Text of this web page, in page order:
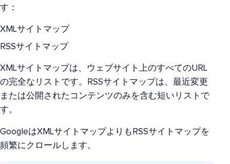
す：
XMLサイトマップ
RSSサイトマップ
XMLサイトマップは、ウェブサイト上のすべてのURL
の完全なリストです。RSSサイトマップは、最近変更
または公開されたコンテンツのみを含む短いリストで
す。
GoogleはXMLサイトマップよりもRSSサイトマップを
頻繁にクロールします。